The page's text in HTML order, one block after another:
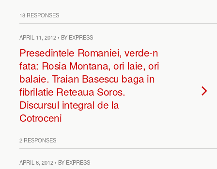
18 RESPONSES
APRIL 11, 2012 • BY EXPRESS
Presedintele Romaniei, verde-n
fata: Rosia Montana, ori laie, ori
balaie. Traian Basescu baga in
fibrilatie Reteaua Soros.
Discursul integral de la
Cotroceni
2 RESPONSES
APRIL 6, 2012 • BY EXPRESS